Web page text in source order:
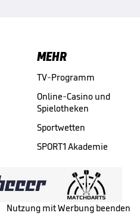
MEHR
TV-Programm
Online-Casino und
Spielotheken
Sportwetten
SPORT1 Akademie
Nutzung mit Werbung beenden